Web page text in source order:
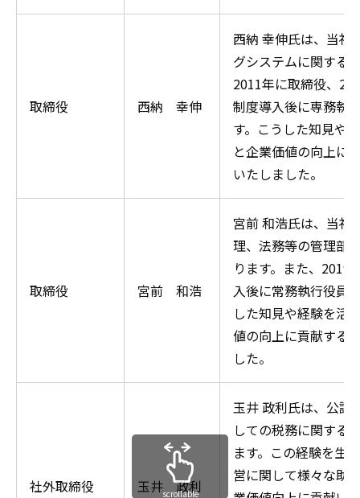
取締役 西納 幸伸
西納 幸伸氏は、当社
グシステムに関する
2011年に取締役、
制度導入後に専務執
す。こうした知見や
と企業価値の向上に
いたしました。
取締役 宮前 和浩
宮前 和浩氏は、当社
理、法務等の管理部
ります。また、2019
入後に常務執行役員
した知見や経験を活
値の向上に貢献する
した。
社外取締役 玉井 政利
玉井 政利氏は、公認
しての税務に関する
ます。この経験を生
営に関して様々な助
scrollable